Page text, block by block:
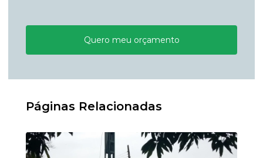
Quero meu orçamento
Páginas Relacionadas